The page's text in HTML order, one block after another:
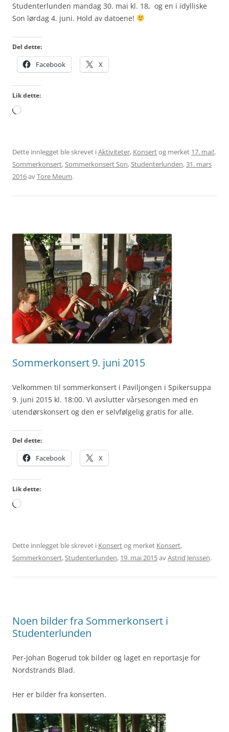
Studenterlunden mandag 30. mai kl. 18, og en i idylliske
Son lørdag 4. juni. Hold av datoene!
Del dette:
Facebook X
Lik dette:
Laster
Dette innlegget ble skrevet iAktiviteter, Konsertog merket 17. mai!,
Sommerkonsert,Sommerkonsert Son,Studenterlunden,31. mars
2016avTore Meum.
Sommerkonsert 9. juni 2015
Velkommen til sommerkonsert i Paviljongen i Spikersuppa
9. juni 2015 kl. 18:00. Vi avslutter vårsesongen med en
utendørskonsert og den er selvfølgelig gratis for alle.
Del dette:
Facebook X
Lik dette:
Laster
Dette innlegget ble skrevet i Konsertog merket Konsert,
Sommerkonsert,Studenterlunden, 19. mai 2015avAstrid Jenssen.
Noen bilder fra Sommerkonsert i
Studenterlunden
Per-Johan Bogerud tok bilder og laget en reportasje for
Nordstrands Blad.
Her er bilder fra konserten.